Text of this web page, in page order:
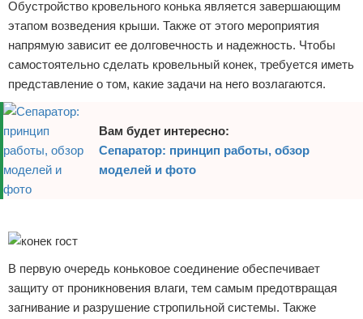
Обустройство кровельного конька является завершающим
этапом возведения крыши. Также от этого мероприятия
напрямую зависит ее долговечность и надежность. Чтобы
самостоятельно сделать кровельный конек, требуется иметь
представление о том, какие задачи на него возлагаются.
Вам будет интересно:
Сепаратор: принцип работы, обзор
моделей и фото
В первую очередь коньковое соединение обеспечивает
защиту от проникновения влаги, тем самым предотвращая
загнивание и разрушение стропильной системы. Также